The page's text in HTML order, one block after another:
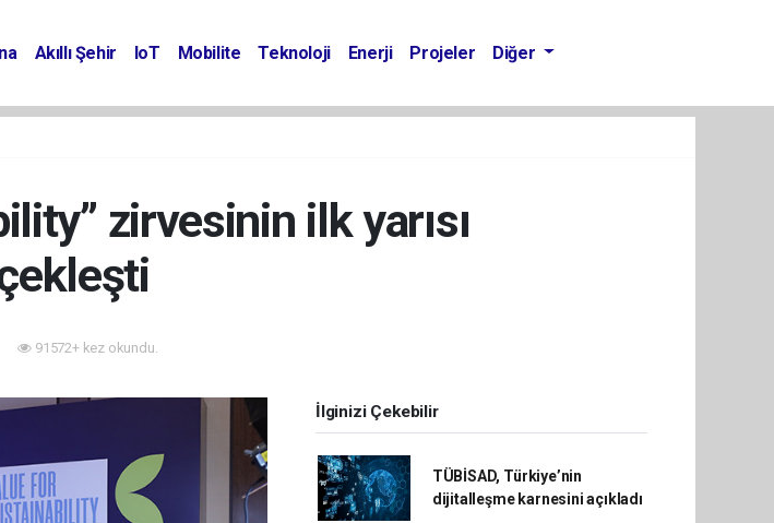
Akıllı Şehir IoT Mobilite Teknoloji Enerji Projeler Diğer
zirvesinin ilk yarısı
91572+ kez okundu.
İlginizi Çekebilir
TÜBİSAD, Türkiye’nin
dijitalleşme karnesini açıkladı